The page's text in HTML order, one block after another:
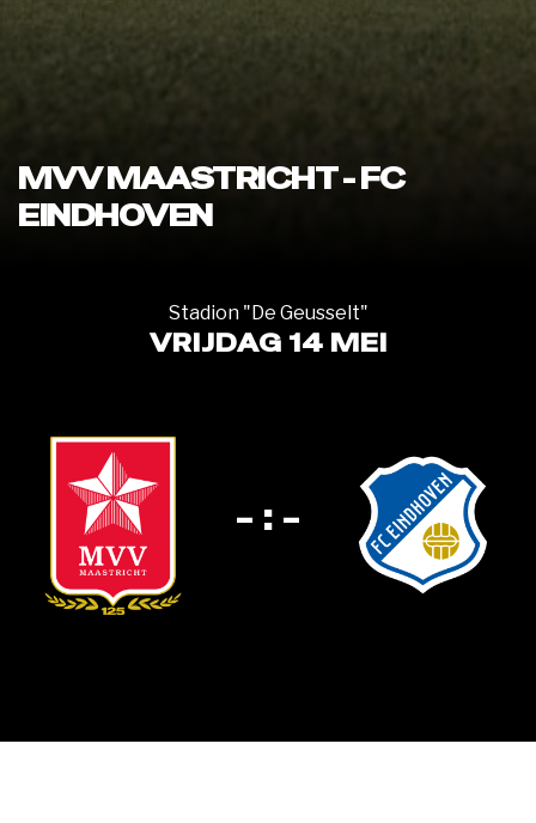
MVV MAASTRICHT - FC
EINDHOVEN
Stadion "De Geusselt"
VRIJDAG 14 MEI
- : -